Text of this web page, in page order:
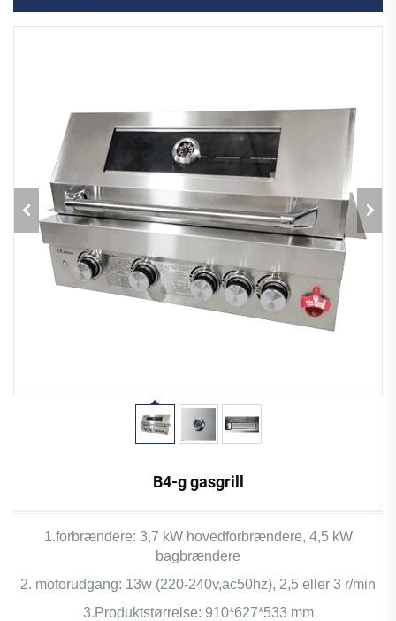
B4-g gasgrill
1.forbrændere: 3,7 kW hovedforbrændere, 4,5 kW
bagbrændere
2. motorudgang: 13w (220-240v,ac50hz), 2,5 eller 3 r/min
3.Produktstørrelse: 910*627*533 mm